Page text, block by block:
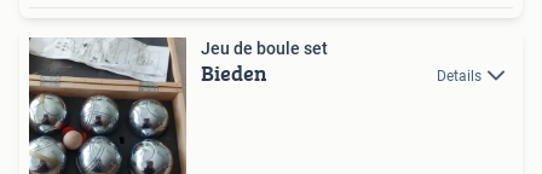
Jeu de boule set
Bieden Details